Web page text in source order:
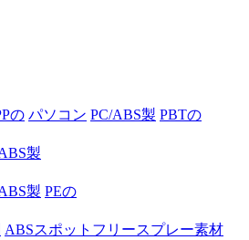
の パソコン PC/ABS製 PBTの
製
製 PEの
ABSスポットフリースプレー素材